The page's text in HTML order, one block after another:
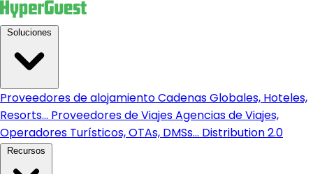
Proveedores de alojamientoCadenas Globales, Hoteles,
Resorts... Proveedores de ViajesAgencias de Viajes,
Operadores Turísticos, OTAs, DMSs... Distribution 2.0